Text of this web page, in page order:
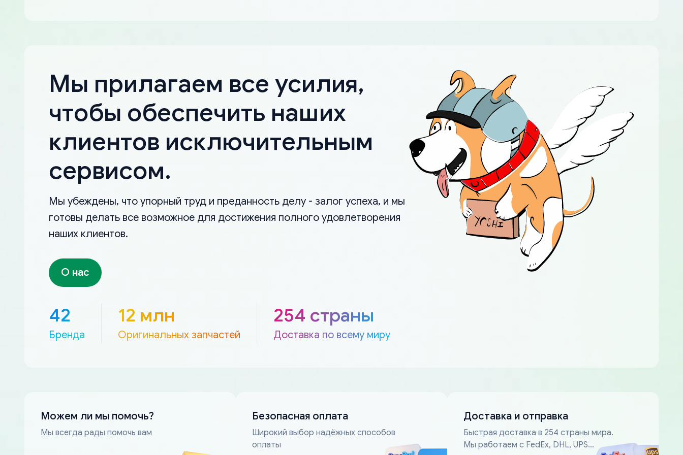
Мы прилагаем все усилия,
чтобы обеспечить наших
клиентов исключительным
сервисом.
Мы убеждены, что упорный труд и преданность делу - залог успеха, и мы
готовы делать все возможное для достижения полного удовлетворения
наших клиентов.
О нас
42
Бренда
12 млн
Оригинальных запчастей
254 страны
Доставка по всему миру
Можем ли мы помочь?
Мы всегда рады помочь вам
Безопасная оплата
Широкий выбор надёжных способов
оплаты
Доставка и отправка
Быстрая доставка в 254 страны мира.
Мы работаем с FedEx, DHL, UPS...